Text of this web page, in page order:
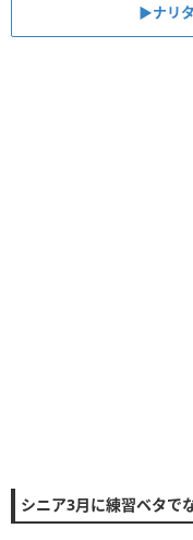
▶︎ナリ
シニア3月に練習ベタで